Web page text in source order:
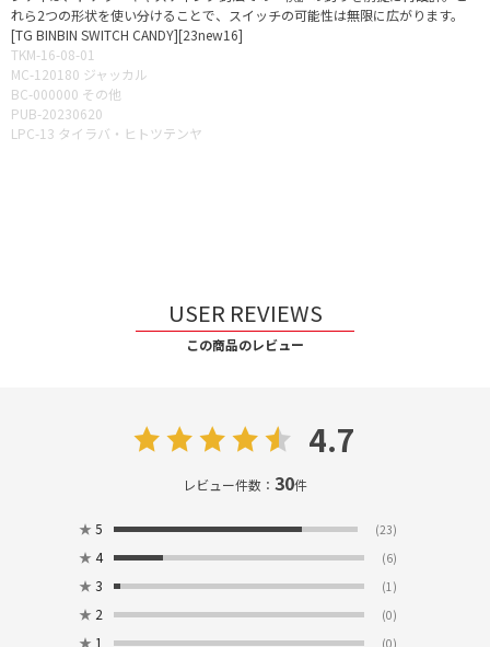
れら2つの形状を使い分けることで、スイッチの可能性は無限に広がります。
[TG BINBIN SWITCH CANDY][23new16]
TKM-16-08-01
MC-120180 ジャッカル
BC-000000 その他
PUB-20230620
LPC-13 タイラバ・ヒトツテンヤ
USER REVIEWS
この商品のレビュー
4.7
レビュー件数： 30件
★ 5 (23)
★ 4 (6)
★ 3 (1)
★ 2 (0)
★ 1 (0)